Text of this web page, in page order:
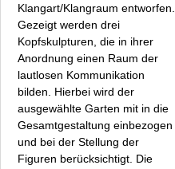
Luise Heuter
Eva Laila Hilsen
Nikolaus Heyduck
Hanne Junghans
Hans Michael Kissel
Marianne Knebel
Petia Knebel
Detlef Kraft
Klangart/Klangraum entworfen.
Gezeigt werden drei
Kopfskulpturen, die in ihrer
Anordnung einen Raum der
lautlosen Kommunikation
bilden. Hierbei wird der
ausgewählte Garten mit in die
Gesamtgestaltung einbezogen
und bei der Stellung der
Figuren berücksichtigt. Die